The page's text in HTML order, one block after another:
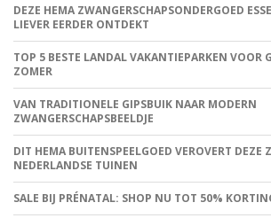
DEZE HEMA ZWANGERSCHAPSONDERGOED
LIEVER EERDER ONTDEKT
TOP 5 BESTE LANDAL VAKANTIEPARKEN VOOR
ZOMER
VAN TRADITIONELE GIPSBUIK NAAR MODERN
ZWANGERSCHAPSBEELDJE
DIT HEMA BUITENSPEELGOED VEROVERT DEZE
NEDERLANDSE TUINEN
SALE BIJ PRÉNATAL: SHOP NU TOT 50%